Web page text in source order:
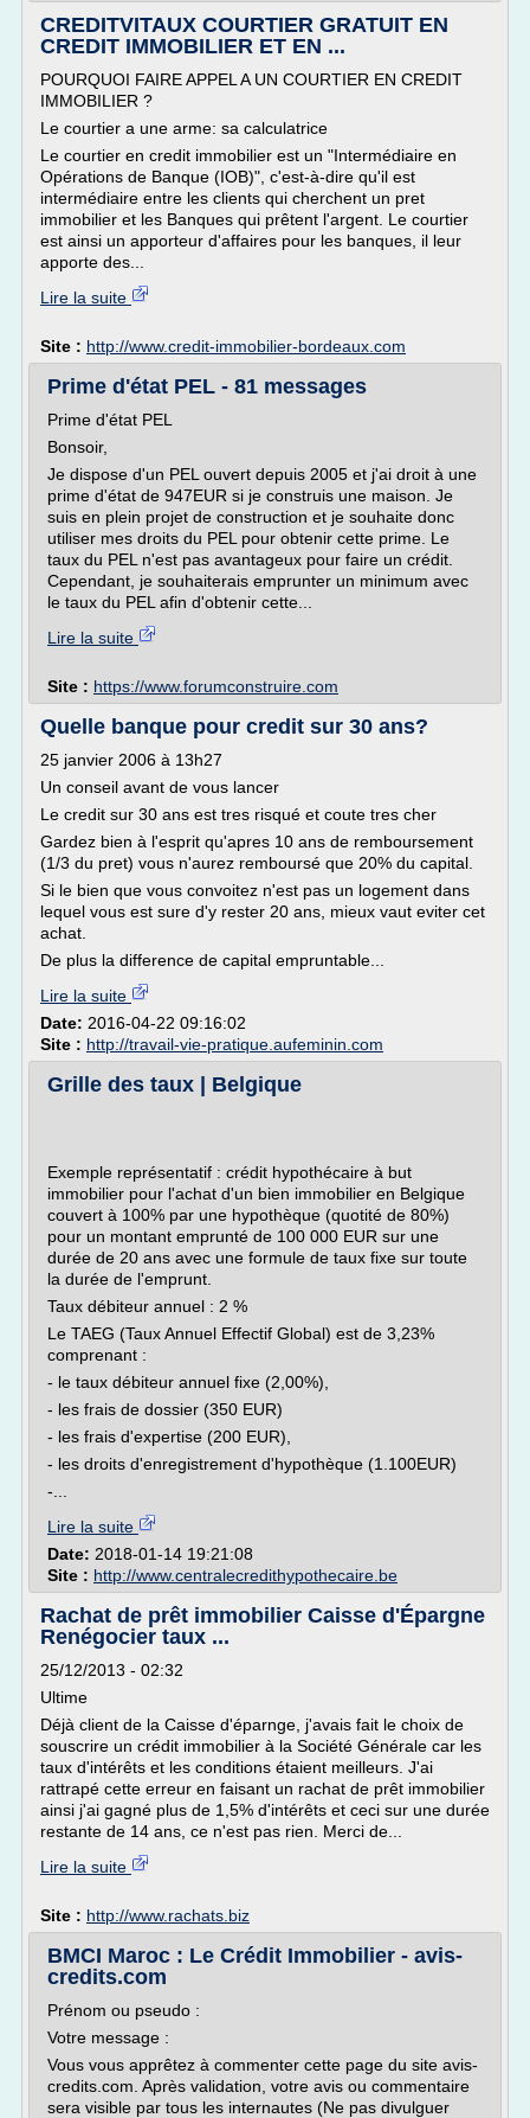
CREDITVITAUX COURTIER GRATUIT EN
CREDIT IMMOBILIER ET EN ...
POURQUOI FAIRE APPEL A UN COURTIER EN CREDIT
IMMOBILIER ?
Le courtier a une arme: sa calculatrice
Le courtier en credit immobilier est un "Intermédiaire en
Opérations de Banque (IOB)", c'est-à-dire qu'il est
intermédiaire entre les clients qui cherchent un pret
immobilier et les Banques qui prêtent l'argent. Le courtier
est ainsi un apporteur d'affaires pour les banques, il leur
apporte des...
Lire la suite
Site : http://www.credit-immobilier-bordeaux.com
Prime d'état PEL - 81 messages
Prime d'état PEL
Bonsoir,
Je dispose d'un PEL ouvert depuis 2005 et j'ai droit à une
prime d'état de 947EUR si je construis une maison. Je
suis en plein projet de construction et je souhaite donc
utiliser mes droits du PEL pour obtenir cette prime. Le
taux du PEL n'est pas avantageux pour faire un crédit.
Cependant, je souhaiterais emprunter un minimum avec
le taux du PEL afin d'obtenir cette...
Lire la suite
Site : https://www.forumconstruire.com
Quelle banque pour credit sur 30 ans?
25 janvier 2006 à 13h27
Un conseil avant de vous lancer
Le credit sur 30 ans est tres risqué et coute tres cher
Gardez bien à l'esprit qu'apres 10 ans de remboursement
(1/3 du pret) vous n'aurez remboursé que 20% du capital.
Si le bien que vous convoitez n'est pas un logement dans
lequel vous est sure d'y rester 20 ans, mieux vaut eviter cet
achat.
De plus la difference de capital empruntable...
Lire la suite
Date: 2016-04-22 09:16:02
Site : http://travail-vie-pratique.aufeminin.com
Grille des taux | Belgique
Exemple représentatif : crédit hypothécaire à but
immobilier pour l'achat d'un bien immobilier en Belgique
couvert à 100% par une hypothèque (quotité de 80%)
pour un montant emprunté de 100 000 EUR sur une
durée de 20 ans avec une formule de taux fixe sur toute
la durée de l'emprunt.
Taux débiteur annuel : 2 %
Le TAEG (Taux Annuel Effectif Global) est de 3,23%
comprenant :
- le taux débiteur annuel fixe (2,00%),
- les frais de dossier (350 EUR)
- les frais d'expertise (200 EUR),
- les droits d'enregistrement d'hypothèque (1.100EUR)
-...
Lire la suite
Date: 2018-01-14 19:21:08
Site : http://www.centralecredithypothecaire.be
Rachat de prêt immobilier Caisse d'Épargne
Renégocier taux ...
25/12/2013 - 02:32
Ultime
Déjà client de la Caisse d'éparnge, j'avais fait le choix de
souscrire un crédit immobilier à la Société Générale car les
taux d'intérêts et les conditions étaient meilleurs. J'ai
rattrapé cette erreur en faisant un rachat de prêt immobilier
ainsi j'ai gagné plus de 1,5% d'intérêts et ceci sur une durée
restante de 14 ans, ce n'est pas rien. Merci de...
Lire la suite
Site : http://www.rachats.biz
BMCI Maroc : Le Crédit Immobilier - avis-
credits.com
Prénom ou pseudo :
Votre message :
Vous vous apprêtez à commenter cette page du site avis-
credits.com. Après validation, votre avis ou commentaire
sera visible par tous les internautes (Ne pas divulguer